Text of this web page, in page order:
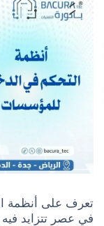
تعرف على أنظمة
في عصر تتزايد فيه